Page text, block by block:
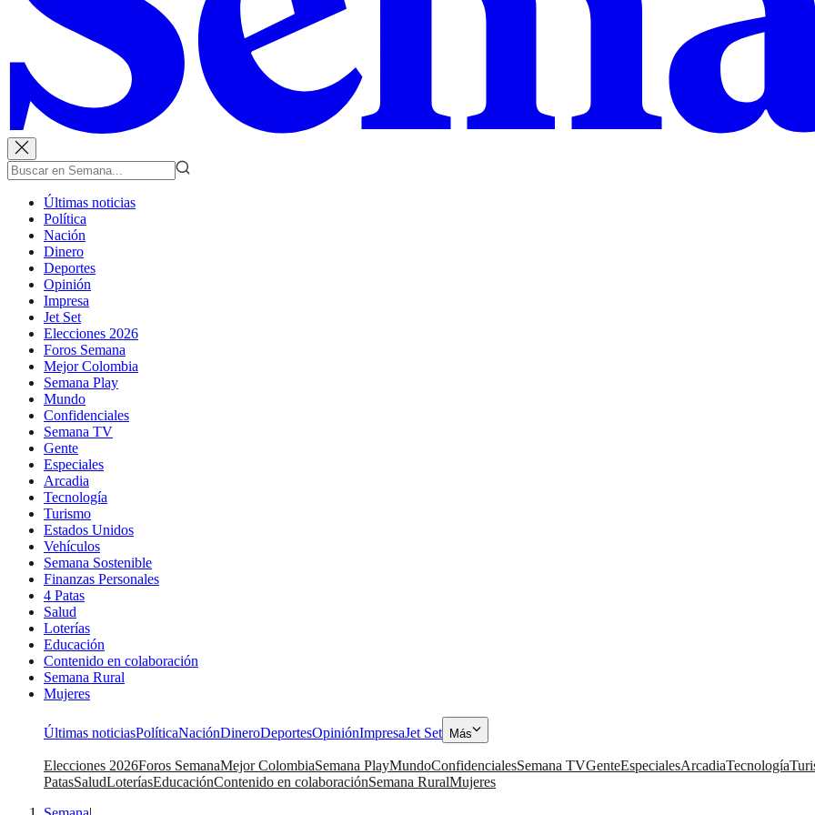
Últimas noticias
Política
Nación
Dinero
Deportes
Opinión
Impresa
Jet Set
Elecciones 2026
Foros Semana
Mejor Colombia
Semana Play
Mundo
Confidenciales
Semana TV
Gente
Especiales
Arcadia
Tecnología
Turismo
Estados Unidos
Vehículos
Semana Sostenible
Finanzas Personales
4 Patas
Salud
Loterías
Educación
Contenido en colaboración
Semana Rural
Mujeres
Últimas noticiasPolíticaNaciónDineroDeportesOpiniónImpresaJet Set Más
Elecciones 2026Foros SemanaMejor ColombiaSemana PlayMundoConfidencialesSemana TVGenteEspecialesArcadiaTecnología
PatasSaludLoteríasEducaciónContenido en colaboraciónSemana RuralMujeres